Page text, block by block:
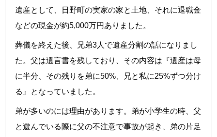
遺産として、日野町の実家の家と土地、それに退職金
などの現金が約5,000万円ありました。
葬儀を終えた後、兄弟3人で遺産分割の話になりまし
た。父は遺言書を残しており、その内容は『遺産は母
に半分、その残りを弟に50%、兄と私に25%ずつ分け
る』となっていました。
弟が多いのには理由があります。弟が小学生の時、父
と遊んでいる際に父の不注意で事故が起き、弟の片足